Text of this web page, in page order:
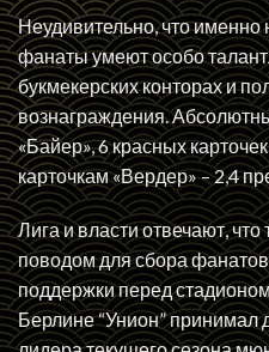
Неудивительно, что
фанаты умеют особо
букмекерских конторах и
вознаграждения.
«Байер», 6 красных
карточкам «Вердер» – 2,4
Лига и власти отвечают,
поводом для сбора
поддержки перед
Берлине “Унион” принимал